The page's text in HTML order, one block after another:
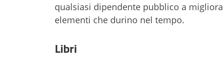
qualsiasi dipendente pubblico a
elementi che durino nel tempo.
Libri